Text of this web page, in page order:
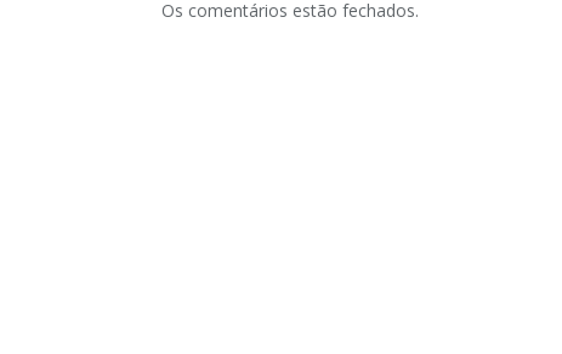
Os comentários estão fechados.